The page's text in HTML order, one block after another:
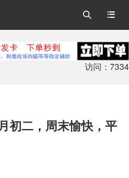


访问：7334
初二，周末愉快，平